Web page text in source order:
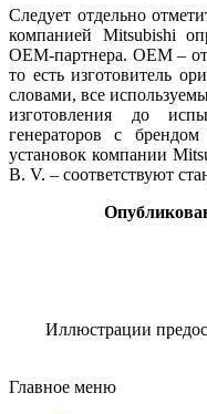
Следует отдельно
компанией Mitsubishi
OEM-партнера. ОЕМ – от
то есть изготовитель
словами, все
изготовления до
генераторов с
установок компании
B. V. – соответствуют
Иллюстрации
Главное меню